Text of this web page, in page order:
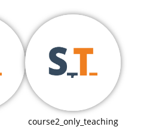
course2_only_teaching